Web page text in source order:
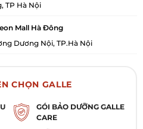
TP Hà Nội
Mall Hà Đông
Dương Nội, TP.Hà Nội
CHỌN GALLE
GÓI BẢO DƯỠNG GALLE
CARE